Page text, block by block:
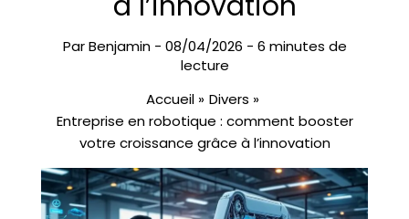
ParBenjamin - 08/04/2026 - 6 minutes de
lecture
Accueil
Divers
Entreprise en robotique : comment booster
votre croissance grâce à l’innovation